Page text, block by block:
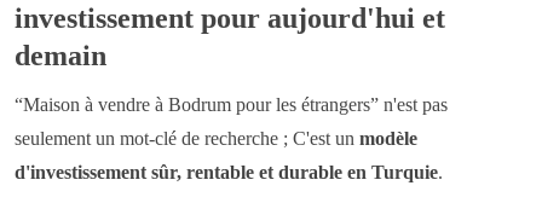
investissement pour aujourd'hui et
demain
“Maison à vendre à Bodrum pour les étrangers” n'est pas
seulement un mot-clé de recherche ; C'est un modèle
d'investissement sûr, rentable et durable en Turquie.